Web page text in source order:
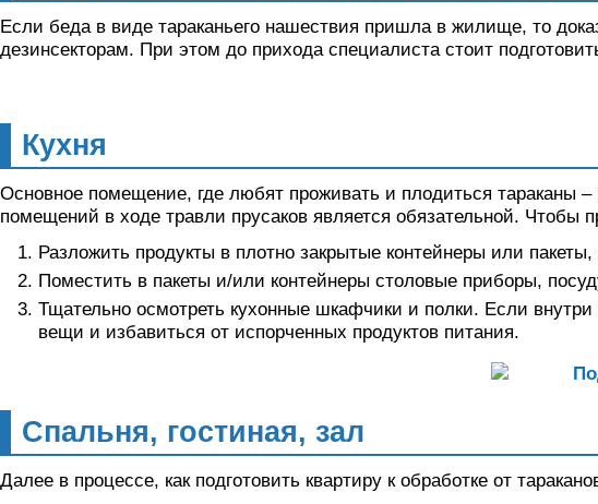
Если беда в виде тараканьего нашествия пришла в жилище, то
дезинсекторам. При этом до прихода специалиста стоит
Кухня
Основное помещение, где любят проживать и плодиться тараканы
помещений в ходе травли прусаков является обязательной. Чтобы
Разложить продукты в плотно закрытые контейнеры или
Поместить в пакеты и/или контейнеры столовые приборы,
Тщательно осмотреть кухонные шкафчики и полки. Если
вещи и избавиться от испорченных продуктов питания.
Спальня, гостиная, зал
Далее в процессе, как подготовить квартиру к обработке от